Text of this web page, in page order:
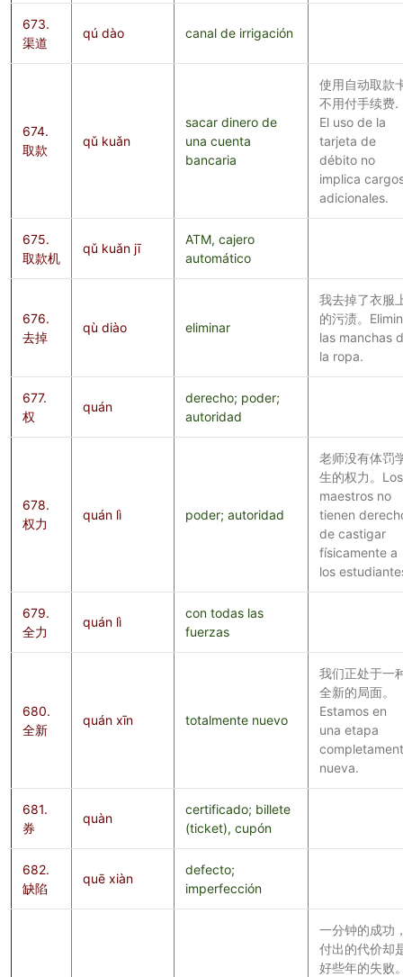
673.
渠道
qú dào canal de irrigación
674.
取款
qǔ kuǎn
sacar dinero de
una cuenta
bancaria
使用自动取款
不用付手续费.
El uso de la
tarjeta de
débito no
implica
adicionales.
675.
取款机
qǔ kuǎn jī
ATM, cajero
automático
676.
去掉
qù diào eliminar
我去掉了衣服
的污渍。
las manchas
la ropa.
677.
权
quán
derecho; poder;
autoridad
678.
权力
quán lì poder; autoridad
老师没有体罚
生的权力。Los
maestros no
tienen
de castigar
físicamente a
los
679.
全力
quán lì
con todas las
fuerzas
680.
全新
quán xīn totalmente nuevo
我们正处于一
全新的局面。
Estamos en
una etapa
nueva.
681.
券
quàn
certificado; billete
(ticket), cupón
682.
缺陷
quē xiàn
defecto;
imperfección
一分钟的成功
付出的代价却
好些年的失败